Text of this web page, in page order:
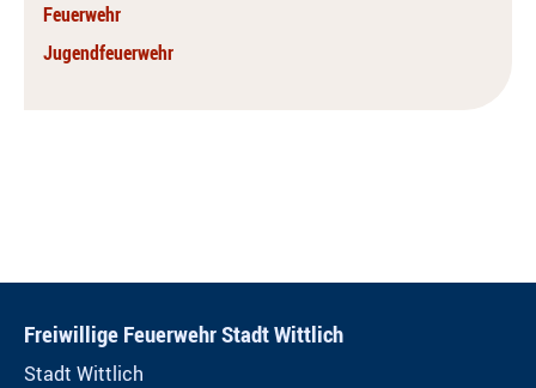
Feuerwehr
Jugendfeuerwehr
Freiwillige Feuerwehr Stadt Wittlich
Stadt Wittlich